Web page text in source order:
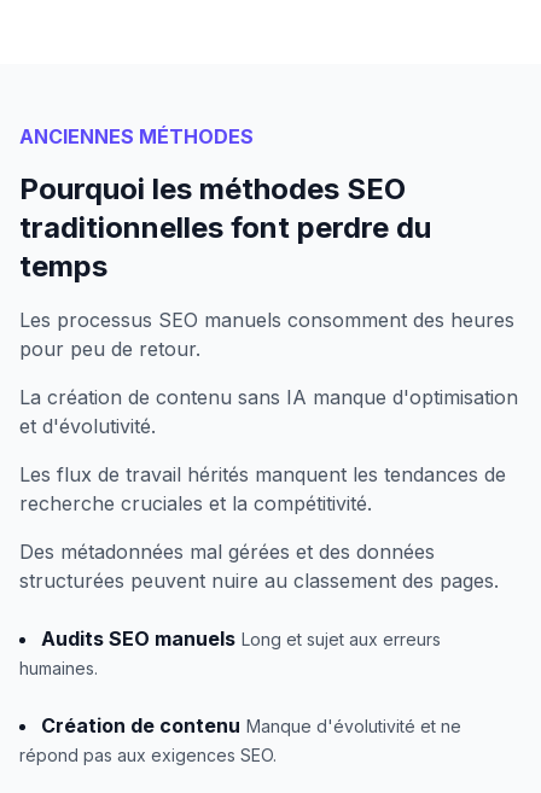
ANCIENNES MÉTHODES
Pourquoi les méthodes SEO
traditionnelles font perdre du
temps
Les processus SEO manuels consomment des heures
pour peu de retour.
La création de contenu sans IA manque d'optimisation
et d'évolutivité.
Les flux de travail hérités manquent les tendances de
recherche cruciales et la compétitivité.
Des métadonnées mal gérées et des données
structurées peuvent nuire au classement des pages.
Audits SEO manuels Long et sujet aux erreurs
humaines.
Création de contenu Manque d'évolutivité et ne
répond pas aux exigences SEO.